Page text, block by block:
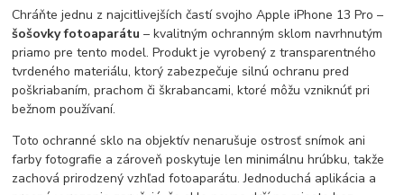
Chráňte jednu z najcitlivejších častí svojho Apple iPhone 13 Pro –
šošovky fotoaparátu – kvalitným ochranným sklom navrhnutým
priamo pre tento model. Produkt je vyrobený z transparentného
tvrdeného materiálu, ktorý zabezpečuje silnú ochranu pred
poškriabaním, prachom či škrabancami, ktoré môžu vzniknúť pri
bežnom používaní.
Toto ochranné sklo na objektív nenarušuje ostrosť snímok ani
farby fotografie a zároveň poskytuje len minimálnu hrúbku, takže
zachová prirodzený vzhľad fotoaparátu. Jednoduchá aplikácia a